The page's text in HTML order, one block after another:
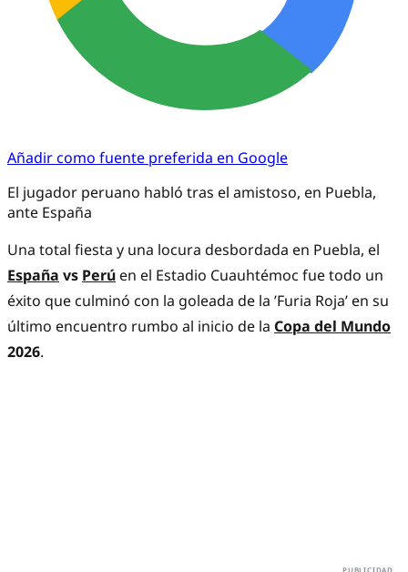
Añadir como fuente preferida en Google
El jugador peruano habló tras el amistoso, en Puebla,
ante España
Una total fiesta y una locura desbordada en Puebla, el
España vs Perú en el Estadio Cuauhtémoc fue todo un
éxito que culminó con la goleada de la ’Furia Roja’ en su
último encuentro rumbo al inicio de la Copa del Mundo
2026.